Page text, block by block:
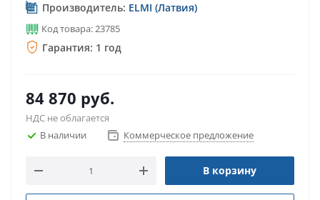
Производитель: ELMI (Латвия)
Код товара: 23785
Гарантия: 1 год
84 870 руб.
НДС не облагается
В наличии
Коммерческое предложение
В корзину